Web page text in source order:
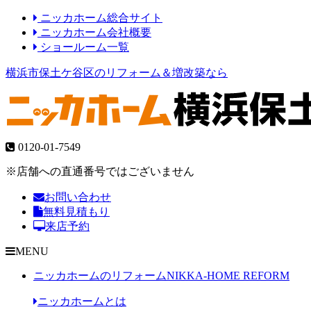
ニッカホーム総合サイト
ニッカホーム会社概要
ショールーム一覧
横浜市保土ケ谷区のリフォーム＆増改築なら
0120-01-7549
※店舗への直通番号ではございません
お問い合わせ
無料見積もり
来店予約
MENU
ニッカホームのリフォームNIKKA-HOME REFORM
ニッカホームとは